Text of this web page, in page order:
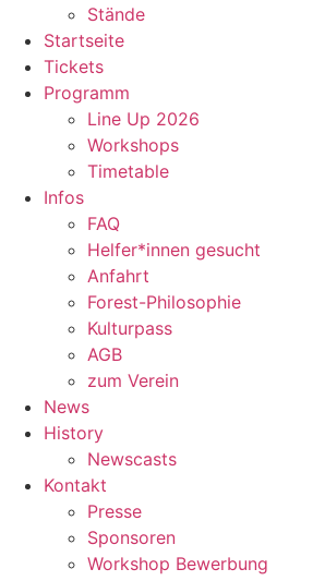
Stände
Startseite
Tickets
Programm
Line Up 2026
Workshops
Timetable
Infos
FAQ
Helfer*innen gesucht
Anfahrt
Forest-Philosophie
Kulturpass
AGB
zum Verein
News
History
Newscasts
Kontakt
Presse
Sponsoren
Workshop Bewerbung